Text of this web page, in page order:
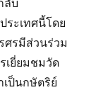
ระเทศนี้โดย
ศรมีส่วนร่วม
เยี่ยมชมวัด
เป็นกษัตริย์